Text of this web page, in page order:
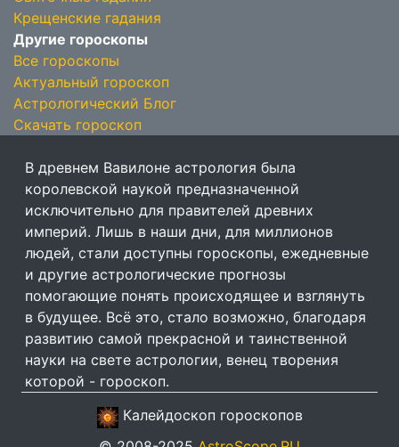
Крещенские гадания
Другие гороскопы
Все гороскопы
Актуальный гороскоп
Астрологический Блог
Скачать гороскоп
В древнем Вавилоне астрология была
королевской наукой предназначенной
исключительно для правителей древних
империй. Лишь в наши дни, для миллионов
людей, стали доступны гороскопы, ежедневные
и другие астрологические прогнозы
помогающие понять происходящее и взглянуть
в будущее. Всё это, стало возможно, благодаря
развитию самой прекрасной и таинственной
науки на свете астрологии, венец творения
которой - гороскоп.
Калейдоскоп гороскопов